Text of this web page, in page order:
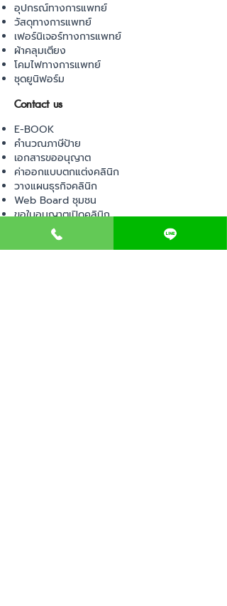
อุปกรณ์ทางการแพทย์
วัสดุทางการแพทย์
เฟอร์นิเจอร์ทางการแพทย์
ผ้าคลุมเตียง
โคมไฟทางการแพทย์
ชุดยูนิฟอร์ม
Contact us
E-BOOK
คำนวณภาษีป้าย
เอกสารขออนุญาต
ค่าออกแบบตกแต่งคลินิก
วางแผนธุรกิจคลินิก
Web Board ชุมชน
ขอใบอนุญาตเปิดคลินิก
ภาษีธุรกิจคลินิก
ตรวจสอบรายชื่อแพทย์